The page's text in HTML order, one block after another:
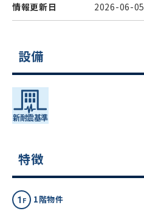
情報更新日 2026-06-05
設備
特徴
1階物件